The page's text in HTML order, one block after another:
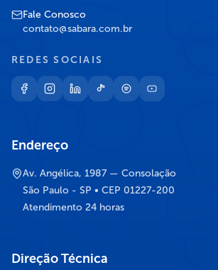
Fale Conosco
contato@sabara.com.br
REDES SOCIAIS
Endereço
Av. Angélica, 1987 — Consolação
São Paulo - SP • CEP 01227-200
Atendimento 24 horas
Direção Técnica